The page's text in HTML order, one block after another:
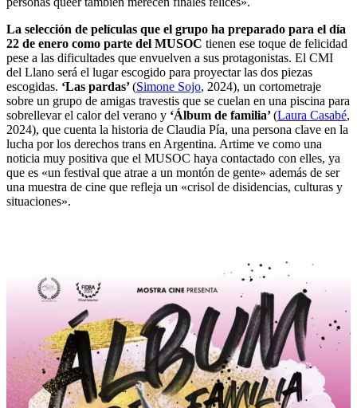
La selección de películas que el grupo ha preparado para el día
22 de enero como parte del MUSOC tienen ese toque de felicidad
pese a las dificultades que envuelven a sus protagonistas. El CMI
del Llano será el lugar escogido para proyectar las dos piezas
escogidas. ‘Las pardas’(Simone Sojo, 2024), un cortometraje
sobre un grupo de amigas travestis que se cuelan en una piscina para
sobrellevar el calor del verano y ‘Álbum de familia’(Laura Casabé,
2024), que cuenta la historia de Claudia Pía, una persona clave en la
lucha por los derechos trans en Argentina. Artime ve como una
noticia muy positiva que el MUSOC haya contactado con elles, ya
que es «un festival que atrae a un montón de gente» además de ser
una muestra de cine que refleja un «crisol de disidencias, culturas y
situaciones».